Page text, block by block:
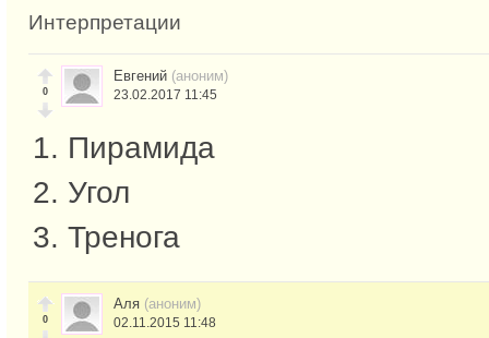
Интерпретации
0
Евгений (аноним)
23.02.2017 11:45
1. Пирамида
2. Угол
3. Тренога
0
Аля (аноним)
02.11.2015 11:48